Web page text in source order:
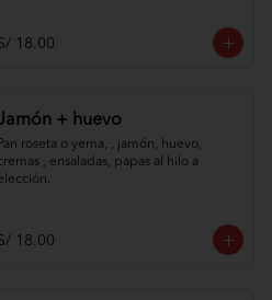
18.00
Jamón + huevo
Pan roseta o yema, , jamón, huevo,
, ensaladas, papas al hilo a
18.00